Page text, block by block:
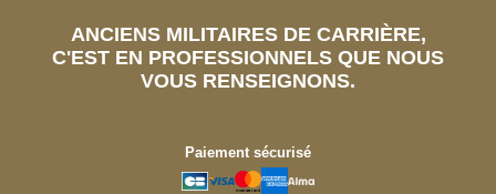
ANCIENS MILITAIRES DE CARRIÈRE,
C'EST EN PROFESSIONNELS QUE NOUS
VOUS RENSEIGNONS.
Paiement sécurisé